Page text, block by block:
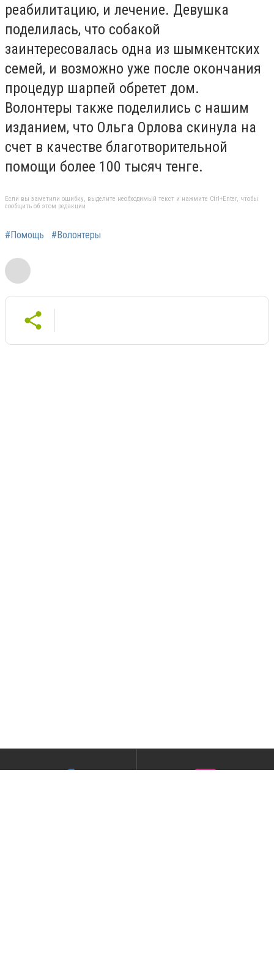
реабилитацию, и лечение. Девушка
поделилась, что собакой
заинтересовалась одна из шымкентских
семей, и возможно уже после окончания
процедур шарпей обретет дом.
Волонтеры также поделились с нашим
изданием, что Ольга Орлова скинула на
счет в качестве благотворительной
помощи более 100 тысяч тенге.
Если вы заметили ошибку, выделите необходимый текст и нажмите Ctrl+Enter, чтобы
сообщить об этом редакции
#Помощь #Волонтеры